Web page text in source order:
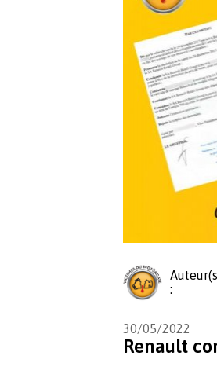
:
30/05/2022
Renault